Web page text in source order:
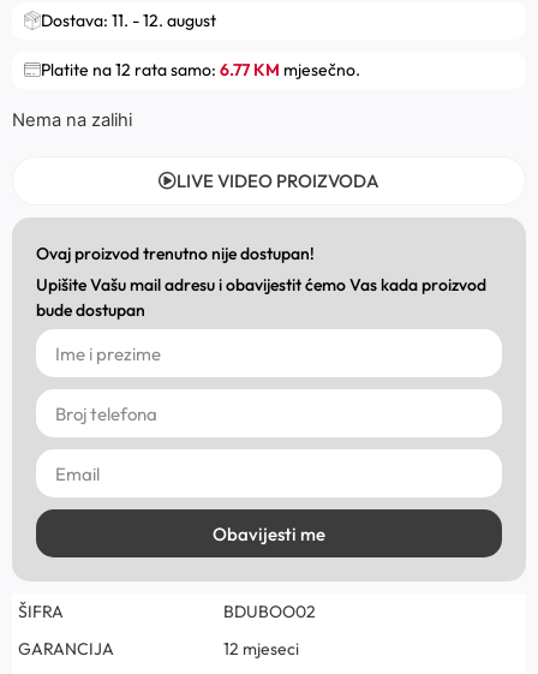
Dostava: 11. - 12. august
Platite na 12 rata samo: 6.77 KM mjesečno.
Nema na zalihi
LIVE VIDEO PROIZVODA
Ovaj proizvod trenutno nije dostupan!
Upišite Vašu mail adresu i obavijestit ćemo Vas kada proizvod
bude dostupan
Obavijesti me
ŠIFRA
BDUBOO02
GARANCIJA
12 mjeseci